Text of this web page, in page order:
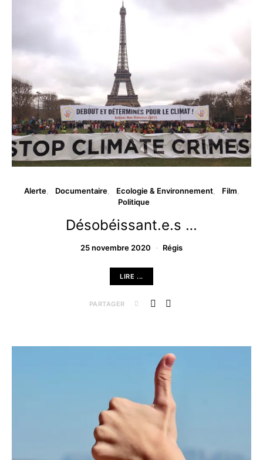
Alerte Documentaire Ecologie & Environnement
Film
Politique
Désobéissant.e.s …
25 novembre 2020 Régis
LIRE ...
PARTAGER